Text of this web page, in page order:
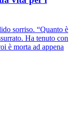
sorriso. “Quanto è
Ha tenuto con
è morta ad appena